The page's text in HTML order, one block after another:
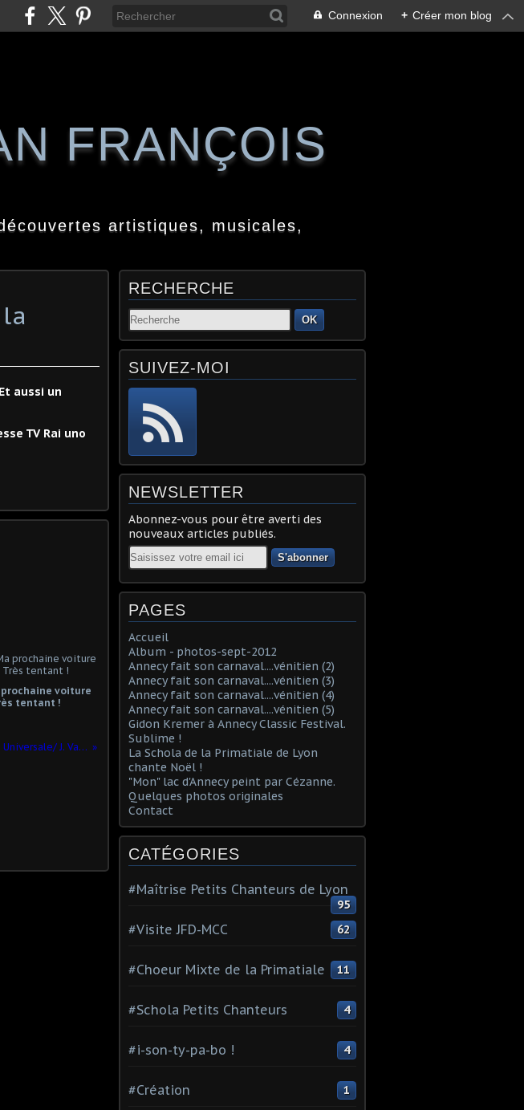
Connexion + Créer mon blog
FRANÇOIS
artistiques, musicales,
aussi un
TV Rai uno
prochaine voiture
tentant !
Michelangelo Falvetti : Il Diluvio Universale/ J. Vavasseur
RECHERCHE
OK
SUIVEZ-MOI
NEWSLETTER
Abonnez-vous pour être averti des
nouveaux articles publiés.
Email
PAGES
Accueil
Album - photos-sept-2012
Annecy fait son carnaval....vénitien (2)
Annecy fait son carnaval....vénitien (3)
Annecy fait son carnaval....vénitien (4)
Annecy fait son carnaval....vénitien (5)
Gidon Kremer à Annecy Classic Festival.
Sublime !
La Schola de la Primatiale de Lyon
chante Noël !
"Mon" lac d'Annecy peint par Cézanne.
Quelques photos originales
Contact
CATÉGORIES
#Maîtrise Petits Chanteurs de Lyon
95
#Visite JFD-MCC 62
#Choeur Mixte de la Primatiale 11
#Schola Petits Chanteurs 4
#i-son-ty-pa-bo ! 4
#Création 1